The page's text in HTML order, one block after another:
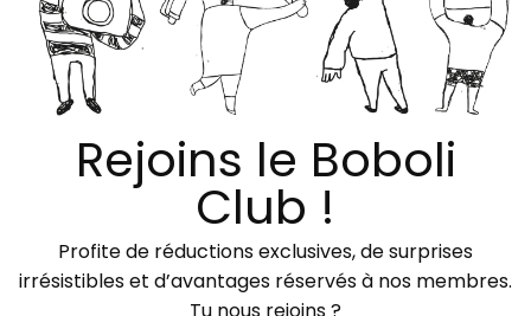
Rejoins le Boboli
Club !
Profite de réductions exclusives, de surprises
irrésistibles et d’avantages réservés à nos membres.
Tu nous rejoins ?